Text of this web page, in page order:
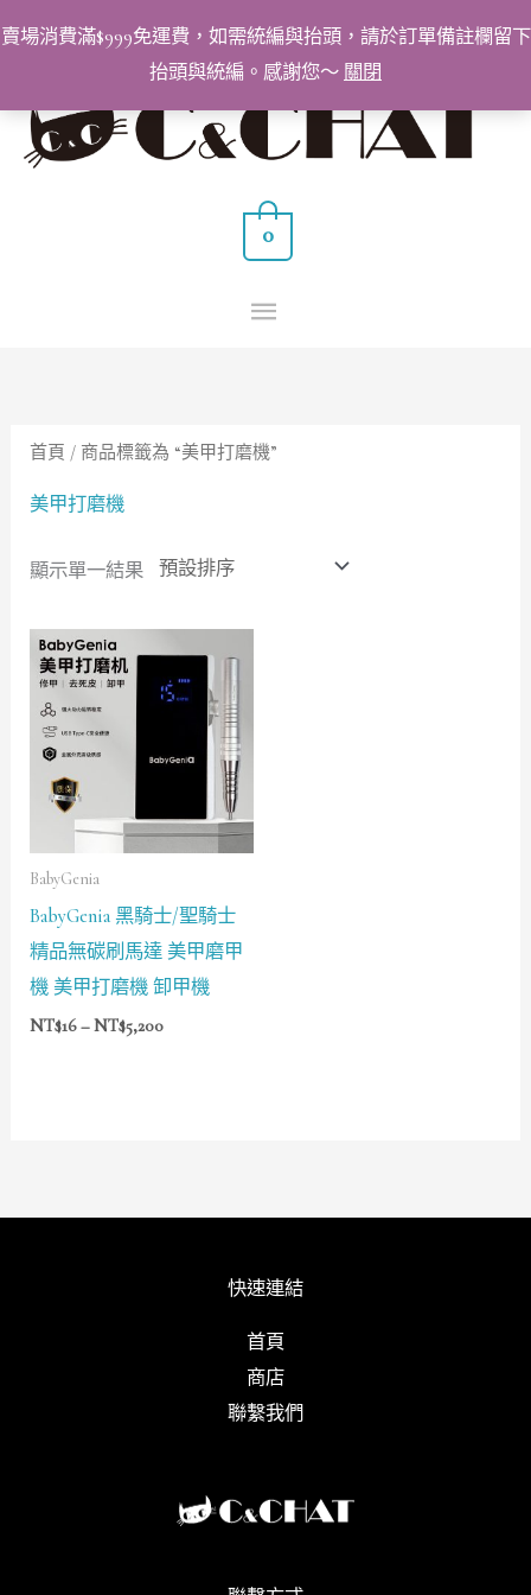
賣場消費滿$999免運費，如需統編與抬頭，請於訂單備註欄留下
抬頭與統編。感謝您～ 關閉
至
要
選
0
首頁 / 商品標籤為 “美甲打磨機”
美甲打磨機
顯示單一結果
BabyGenia
BabyGenia 黑騎士/聖騎士
精品無碳刷馬達 美甲磨甲
機 美甲打磨機 卸甲機
NT$16–NT$5,200
格
範
圍：
NT$16
NT$5,200
快速連結
首頁
商店
聯繫我們